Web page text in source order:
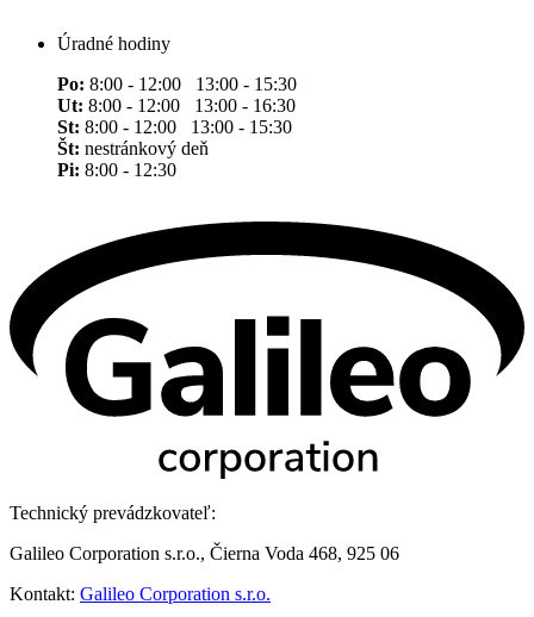
Úradné hodiny
Po: 8:00 - 12:00 13:00 - 15:30
Ut: 8:00 - 12:00 13:00 - 16:30
St: 8:00 - 12:00 13:00 - 15:30
Št: nestránkový deň
Pi: 8:00 - 12:30
Technický prevádzkovateľ:
Galileo Corporation s.r.o., Čierna Voda 468, 925 06
Kontakt: Galileo Corporation s.r.o.